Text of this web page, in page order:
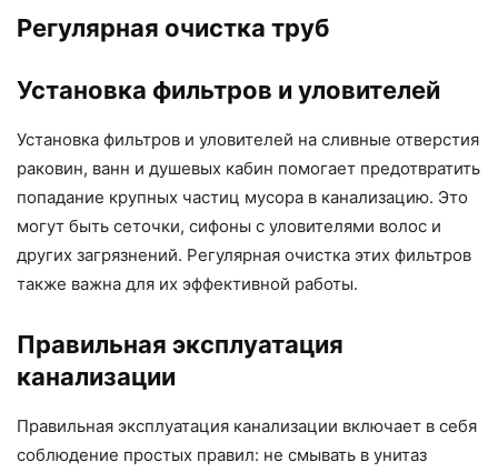
Регулярная очистка труб
Установка фильтров и уловителей
Установка фильтров и уловителей на сливные отверстия
раковин, ванн и душевых кабин помогает предотвратить
попадание крупных частиц мусора в канализацию. Это
могут быть сеточки, сифоны с уловителями волос и
других загрязнений. Регулярная очистка этих фильтров
также важна для их эффективной работы.
Правильная эксплуатация
канализации
Правильная эксплуатация канализации включает в себя
соблюдение простых правил: не смывать в унитаз